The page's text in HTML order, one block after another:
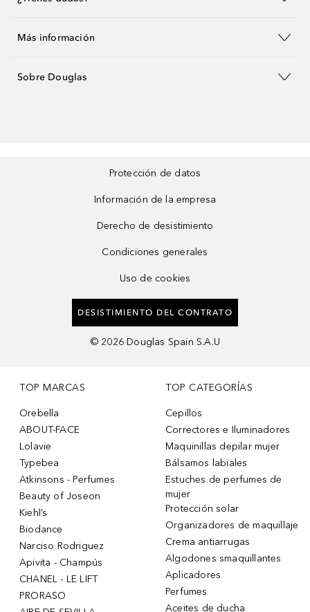
Más información
Sobre Douglas
Protección de datos
Información de la empresa
Derecho de desistimiento
Condiciones generales
Uso de cookies
DESISTIMIENTO DEL CONTRATO
© 2026 Douglas Spain S.A.U
TOP MARCAS
Orebella
ABOUT-FACE
Lolavie
Typebea
Atkinsons - Perfumes
Beauty of Joseon
Kiehl’s
Biodance
Narciso Rodriguez
Apivita - Champús
CHANEL - LE LIFT
PRORASO
TOP CATEGORÍAS
Cepillos
Correctores e Iluminadores
Maquinillas depilar mujer
Bálsamos labiales
Estuches de perfumes de
mujer
Protección solar
Organizadores de maquillaje
Crema antiarrugas
Algodones smaquillantes
Aplicadores
Perfumes
Aceites de ducha